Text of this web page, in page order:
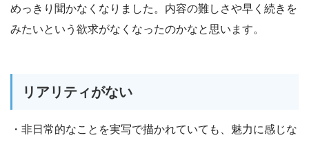
めっきり聞かなくなりました。内容の難しさや早く続きを
みたいという欲求がなくなったのかなと思います。
リアリティがない
・非日常的なことを実写で描かれていても、魅力に感じな